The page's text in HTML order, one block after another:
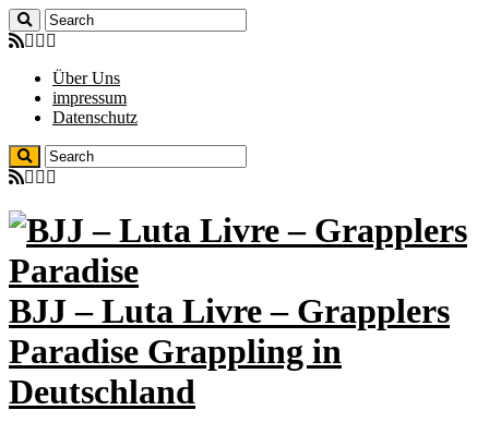
Über Uns
impressum
Datenschutz
BJJ – Luta Livre – Grapplers
Paradise Grappling in
Deutschland